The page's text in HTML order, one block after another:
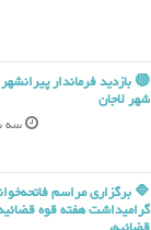
🔴 بازدید فرماندار
شهر لاجان
سه شنبه 2
🔷 برگزاری مراسم
گرامیداشت هفته قوه